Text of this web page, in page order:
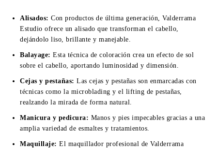
Alisados: Con productos de última generación, Valderrama
Estudio ofrece un alisado que transforman el cabello,
dejándolo liso, brillante y manejable.
Balayage: Esta técnica de coloración crea un efecto de sol
sobre el cabello, aportando luminosidad y dimensión.
Cejas y pestañas: Las cejas y pestañas son enmarcadas con
técnicas como la microblading y el lifting de pestañas,
realzando la mirada de forma natural.
Manicura y pedicura: Manos y pies impecables gracias a una
amplia variedad de esmaltes y tratamientos.
Maquillaje: El maquillador profesional de Valderrama